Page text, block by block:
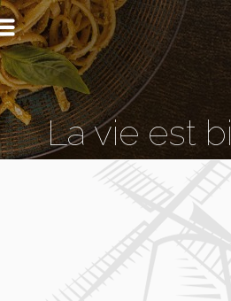
La vie est